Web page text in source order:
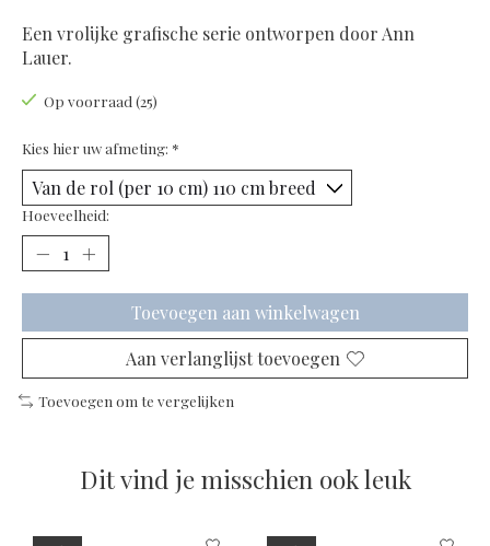
Een vrolijke grafische serie ontworpen door Ann
Lauer.
Op voorraad (25)
Kies hier uw afmeting: *
Hoeveelheid:
Toevoegen aan winkelwagen
Aan verlanglijst toevoegen
Toevoegen om te vergelijken
Dit vind je misschien ook leuk
Items van productcarrousel